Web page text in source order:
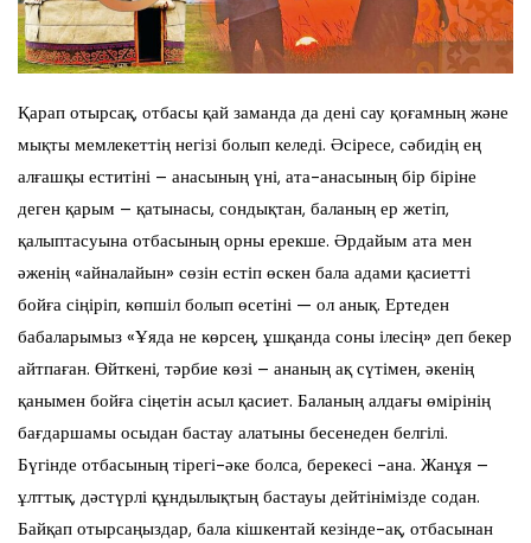
Қарап отырсақ, отбасы қай заманда да дені сау қоғамның және
мықты мемлекеттің негізі болып келеді. Әсіресе, сәбидің ең
алғашқы еститіні – анасының үні, ата-анасының бір біріне
деген қарым – қатынасы, сондықтан, баланың ер жетіп,
қалыптасуына отбасының орны ерекше. Әрдайым ата мен
әженің «айналайын» сөзін естіп өскен бала адами қасиетті
бойға сіңіріп, көпшіл болып өсетіні — ол анық. Ертеден
бабаларымыз «Ұяда не көрсең, ұшқанда соны ілесің» деп бекер
айтпаған. Өйткені, тәрбие көзі – ананың ақ сүтімен, әкенің
қанымен бойға сіңетін асыл қасиет. Баланың алдағы өмірінің
бағдаршамы осыдан бастау алатыны бесенеден белгілі.
Бүгінде отбасының тірегі-әке болса, берекесі -ана. Жанұя –
ұлттық, дәстүрлі құндылықтың бастауы дейтінімізде содан.
Байқап отырсаңыздар, бала кішкентай кезінде-ақ, отбасынан